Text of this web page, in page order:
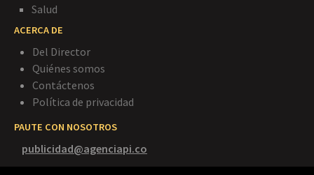
Salud
ACERCA DE
Del Director
Quiénes somos
Contáctenos
Política de privacidad
PAUTE CON NOSOTROS
publicidad@agenciapi.co